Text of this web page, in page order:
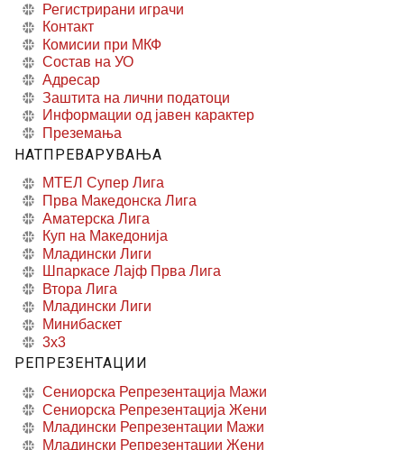
Регистрирани играчи
Контакт
Комисии при МКФ
Состав на УО
Адресар
Заштита на лични податоци
Информации од јавен карактер
Преземања
НАТПРЕВАРУВАЊА
МТЕЛ Супер Лига
Прва Македонска Лига
Аматерска Лига
Куп на Македонија
Младински Лиги
Шпаркасе Лајф Прва Лига
Втора Лига
Младински Лиги
Минибаскет
3x3
РЕПРЕЗЕНТАЦИИ
Сениорска Репрезентација Мажи
Сениорска Репрезентација Жени
Младински Репрезентации Мажи
Младински Репрезентации Жени